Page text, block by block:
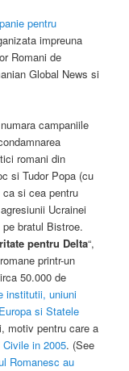
pentru
impreuna
Romani de
Global News si
campaniile
romani din
si Tudor Popa (cu
si cea pentru
Ucrainei
bratul Bistroe.
pentru Delta“,
printr-un
50.000 de
institutii, uniuni
si Statele
motiv pentru care a
in 2005. (See
Romanesc au